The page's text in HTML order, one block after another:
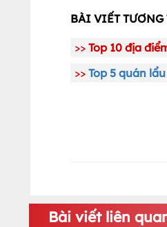
BÀI VIẾT TƯƠNG
>> Top 10 địa
>> Top 5 quán
Bài viết liên